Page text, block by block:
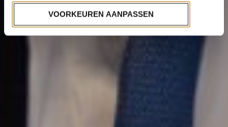
VOORKEUREN AANPASSEN